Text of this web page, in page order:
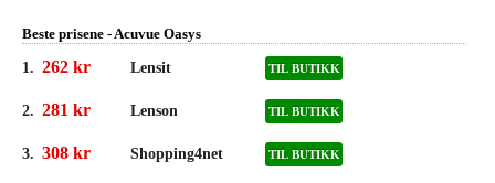
Beste prisene - Acuvue Oasys
1. 262 kr Lensit TIL BUTIKK
2. 281 kr Lenson TIL BUTIKK
3. 308 kr Shopping4net TIL BUTIKK